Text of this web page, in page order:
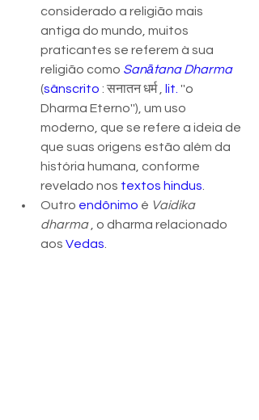
considerado a religião mais
antiga do mundo, muitos
praticantes se referem à sua
religião como Sanātana Dharma
(sânscrito : सनातन धर्म , lit. ''o
Dharma Eterno''), um uso
moderno, que se refere a ideia de
que suas origens estão além da
história humana, conforme
revelado nos textos hindus.
Outro endônimo é Vaidika
dharma , o dharma relacionado
aos Vedas.